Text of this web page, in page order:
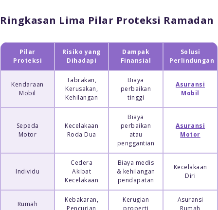
Ringkasan Lima Pilar Proteksi Ramadan
Pilar
Proteksi
Risiko yang
Dihadapi
Dampak
Finansial
Solusi
Perlindungan
Kendaraan
Mobil
Tabrakan,
Kerusakan,
Kehilangan
Biaya
perbaikan
tinggi
Asuransi
Mobil
Sepeda
Motor
Kecelakaan
Roda Dua
Biaya
perbaikan
atau
penggantian
Asuransi
Motor
Individu
Cedera
Akibat
Kecelakaan
Biaya medis
& kehilangan
pendapatan
Kecelakaan
Diri
Rumah
Kebakaran,
Kerugian
Asuransi